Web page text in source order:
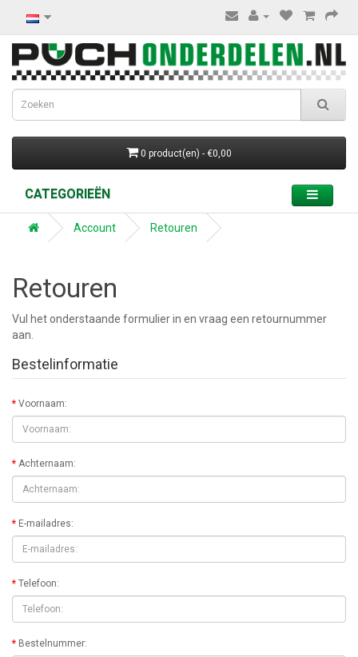
0 product(en) - €0,00
CATEGORIEËN
Account Retouren
Retouren
Vul het onderstaande formulier in en vraag een retournummer
aan.
Bestelinformatie
Voornaam:
Achternaam:
E-mailadres:
Telefoon:
Bestelnummer: